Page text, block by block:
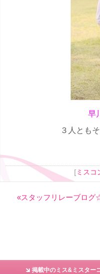
早
３人とも
[ ミスコ
«スタッフリレーブログ
掲載中のミス&ミスター